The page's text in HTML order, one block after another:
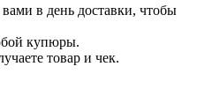
в день доставки, чтобы
купюры.
товар и чек.